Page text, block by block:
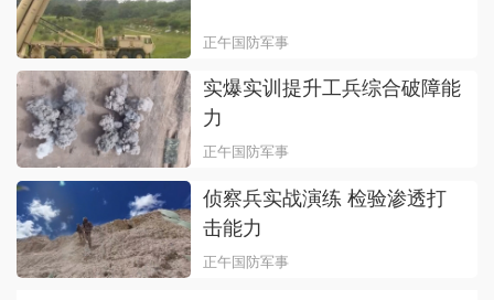
正午国防军事
实爆实训提升工兵综合破障能
力
正午国防军事
侦察兵实战演练 检验渗透打
击能力
正午国防军事